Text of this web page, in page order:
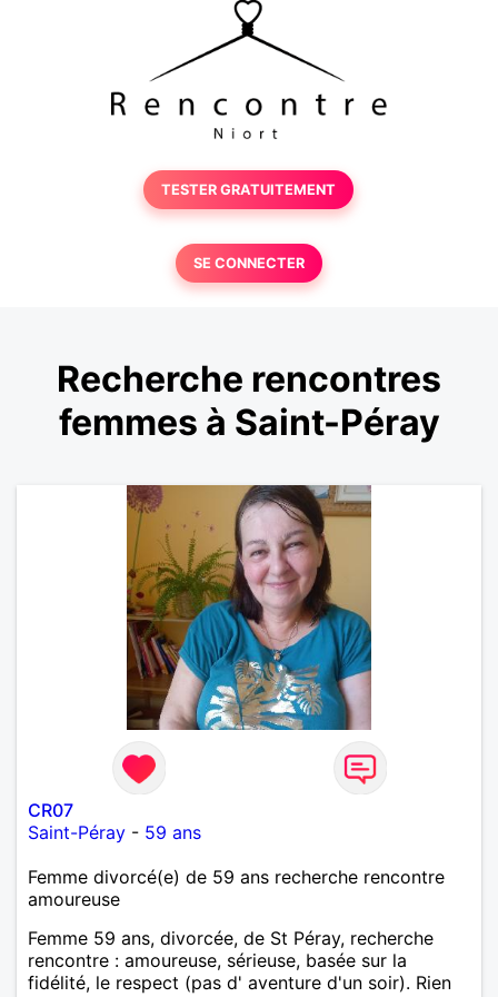
TESTER GRATUITEMENT
SE CONNECTER
Recherche rencontres
femmes à Saint-Péray
CR07
Saint-Péray - 59 ans
Femme divorcé(e) de 59 ans recherche rencontre
amoureuse
Femme 59 ans, divorcée, de St Péray, recherche
rencontre : amoureuse, sérieuse, basée sur la
fidélité, le respect (pas d' aventure d'un soir). Rien